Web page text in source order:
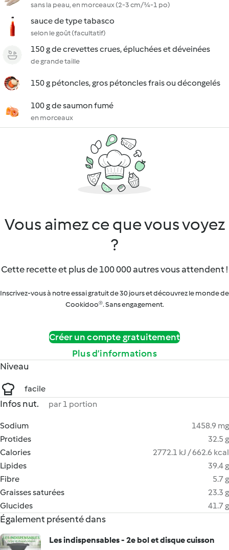
sans la peau, en morceaux (2-3 cm/¾-1 po)
sauce de type tabasco
selon le goût (facultatif)
150 g de crevettes crues, épluchées et déveinées
de grande taille
150 g pétoncles, gros pétoncles frais ou décongelés
100 g de saumon fumé
en morceaux
Vous aimez ce que vous voyez
?
Cette recette et plus de 100 000 autres vous attendent !
Inscrivez-vous à notre essai gratuit de 30 jours et découvrez le monde de
Cookidoo®. Sans engagement.
Créer un compte gratuitement
Plus d’informations
Niveau
facile
Infos nut. par 1 portion
Sodium
1458.9 mg
Protides
32.5 g
Calories
2772.1 kJ / 662.6 kcal
Lipides
39.4 g
Fibre
5.7 g
Graisses saturées
23.3 g
Glucides
41.7 g
Également présenté dans
Les indispensables - 2e bol et disque cuisson